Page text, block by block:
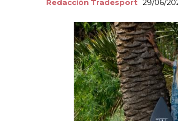
Redacción Tradesport 29/06/